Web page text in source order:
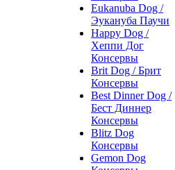
Eukanuba Dog /
Эукануба Паучи
Happy Dog /
Хеппи Дог
Консервы
Brit Dog / Брит
Консервы
Best Dinner Dog /
Бест Диннер
Консервы
Blitz Dog
Консервы
Gemon Dog